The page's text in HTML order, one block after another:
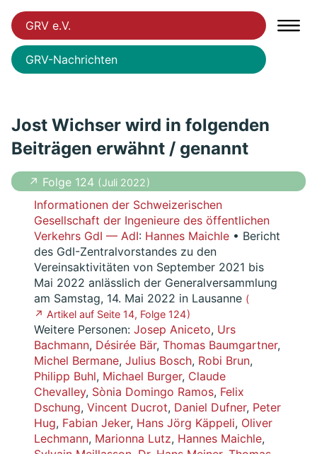
GRV e.V.
GRV-Nachrichten
Jost Wichser wird in folgenden
Beiträgen erwähnt / genannt
↗ Folge 124 ( Juli 2022 )
Informationen der Schweizerischen
Gesellschaft der Ingenieure des öffentlichen
Verkehrs GdI — AdI: Hannes Maichle • Bericht
des GdI-Zentralvorstandes zu den
Vereinsaktivitäten von September 2021 bis
Mai 2022 anlässlich der Generalversammlung
am Samstag, 14. Mai 2022 in Lausanne (
↗ Artikel auf Seite 14, Folge 124 )
Weitere Personen: Josep Aniceto, Urs
Bachmann, Désirée Bär, Thomas Baumgartner,
Michel Bermane, Julius Bosch, Robi Brun,
Philipp Buhl, Michael Burger, Claude
Chevalley, Sònia Domingo Ramos, Felix
Dschung, Vincent Ducrot, Daniel Dufner, Peter
Hug, Fabian Jeker, Hans Jörg Käppeli, Oliver
Lechmann, Marionna Lutz, Hannes Maichle,